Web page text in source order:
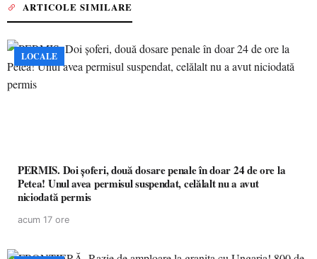
ARTICOLE SIMILARE
LOCALE
PERMIS. Doi șoferi, două dosare penale în doar 24 de ore la
Petea! Unul avea permisul suspendat, celălalt nu a avut
niciodată permis
acum 17 ore